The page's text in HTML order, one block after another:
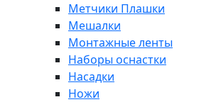
Метчики Плашки
Мешалки
Монтажные ленты
Наборы оснастки
Насадки
Ножи